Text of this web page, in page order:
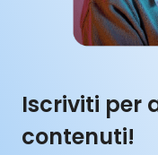
Iscriviti per
contenuti!